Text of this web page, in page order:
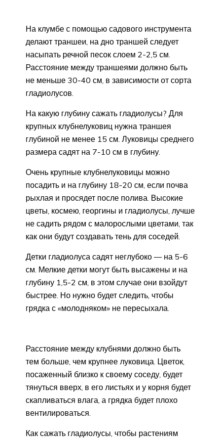
На клумбе с помощью садового инструмента
делают траншеи, на дно траншей следует
насыпать речной песок слоем 2-2,5 см.
Расстояние между траншеями должно быть
не меньше 30-40 см, в зависимости от сорта
гладиолусов.
На какую глубину сажать гладиолусы? Для
крупных клубнелуковиц нужна траншея
глубиной не менее 15 см. Луковицы среднего
размера садят на 7-10 см в глубину.
Очень крупные клубнелуковицы можно
посадить и на глубину 18-20 см, если почва
рыхлая и просядет после полива. Высокие
цветы, космею, георгины и гладиолусы, лучше
не садить рядом с малорослыми цветами, так
как они будут создавать тень для соседей.
Детки гладиолуса садят неглубоко — на 5-6
см. Мелкие детки могут быть высажены и на
глубину 1,5-2 см, в этом случае они взойдут
быстрее. Но нужно будет следить, чтобы
грядка с «молодняком» не пересыхала.
Расстояние между клубнями должно быть
тем больше, чем крупнее луковица. Цветок,
посаженный близко к своему соседу, будет
тянуться вверх, в его листьях и у корня будет
скапливаться влага, а грядка будет плохо
вентилироваться.
Как сажать гладиолусы, чтобы растениям